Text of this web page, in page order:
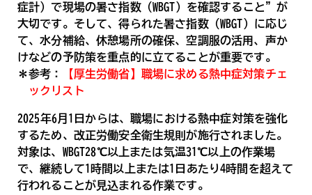
症計）で現場の暑さ指数（WBGT）を確認すること”が
大切です。そして、得られた暑さ指数（WBGT）に応じ
て、水分補給、休憩場所の確保、空調服の活用、声か
けなどの予防策を重点的に立てることが重要です。
＊参考：
【厚生労働省】職場に求める熱中症対策チェ
ックリスト
2025年6月1日からは、職場における熱中症対策を強化
するため、改正労働安全衛生規則が施行されました。
対象は、WBGT28℃以上または気温31℃以上の作業場
で、継続して1時間以上または1日あたり4時間を超えて
行われることが見込まれる作業です。